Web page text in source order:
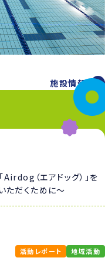
施設情報
（エアドッグ）」を
ただくために〜
活動レポート 地域活動